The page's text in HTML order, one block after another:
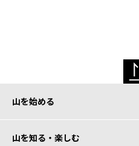
山を始める
山を知る・楽しむ